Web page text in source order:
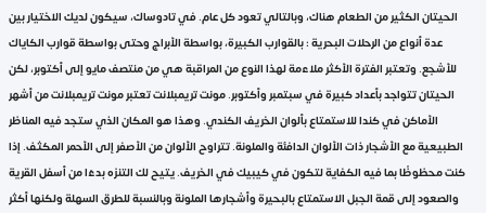
الحيتان الكثير من الطعام هناك، وبالتالي تعود كل عام. في تادوساك، سيكون لديك الاختيار بين
عدة أنواع من الرحلات البحرية : بالقوارب الكبيرة، بواسطة الأبراج وحتى بواسطة قوارب الكاياك
للأشجع. وتعتبر الفترة الأكثر ملاءمة لهذا النوع من المراقبة هي من منتصف مايو إلى أكتوبر، لكن
الحيتان تتواجد بأعداد كبيرة في سبتمبر وأكتوبر. مونت تريمبلانت تعتبر مونت تريمبلانت من أشهر
الأماكن في كندا للاستمتاع بألوان الخريف الكندي. وهذا هو المكان الذي ستجد فيه المناظر
الطبيعية مع الأشجار ذات الألوان الدافئة والملونة. تتراوح الألوان من الأصفر إلى الأحمر المكثف. إذا
كنت محظوظًا بما فيه الكفاية لتكون في كيبيك في الخريف. يتيح لك التنزه بدءًا من أسفل القرية
والصعود إلى قمة الجبل الاستمتاع بالبحيرة وأشجارها الملونة وبالنسبة للطرق السهلة ولكنها أكثر